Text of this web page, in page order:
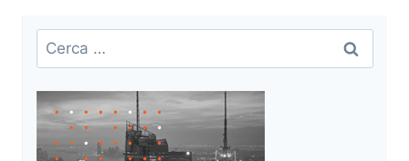
Ricerca
per: